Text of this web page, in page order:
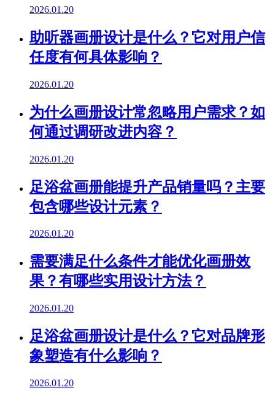
2026.01.20
助听器画册设计是什么？它对用户信
任度有何具体影响？
2026.01.20
为什么画册设计常忽略用户需求？如
何通过调研改进内容？
2026.01.20
足浴盆画册能提升产品销量吗？主要
包含哪些设计元素？
2026.01.20
需要满足什么条件才能优化画册效
果？有哪些实用设计方法？
2026.01.20
足浴盆画册设计是什么？它对品牌形
象塑造有什么影响？
2026.01.20